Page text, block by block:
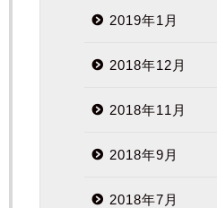
2019年1月
2018年12月
2018年11月
2018年9月
2018年7月